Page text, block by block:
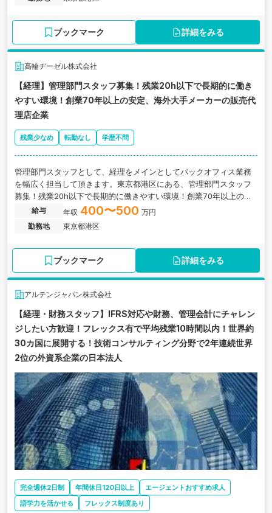
ブックマーク 詳細をみる
高輪ヂーゼル株式会社
【経理】管理部門スタッフ募集！残業20h以下で長期的に働き
やすい環境！創業70年以上の安定、海外大手メーカーの販売代
理店企業
残業少なめ 転勤なし 学歴不問
管理部門スタッフとして、経理をメインとしてバックオフィス業務
を幅広く担当して頂きます。東京都港区にある、管理部門スタッフ
募集！残業20h以下で長期的に働きやすい環境！創業70年以上の安
定、海外大手メーカーの販売代理店企業の求人です。
給与 年収 400〜500 万円
勤務地
東京都港区
ブックマーク 詳細をみる
アルテンジャパン株式会社
【経理・財務スタッフ】IFRS対応や財務、管理会計にチャレン
ジしたい方歓迎！フレックス有で平均残業10時間以内！世界約
30カ国に展開する！技術コンサルティング分野で2年連続世界
2位の外資系企業の日本法人
完全週休2日制 年間休日120日以上
エージェントおすすめ求人
語学力を活かせる
フレックス制度あり